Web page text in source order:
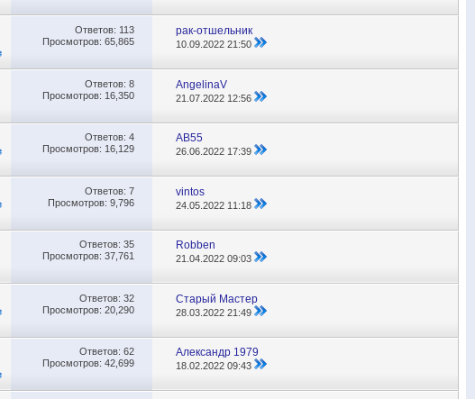
Ответов: 113
Просмотров: 65,865
рак-отшельник
10.09.202221:50
Ответов: 8
Просмотров: 16,350
AngelinaV
21.07.2022 12:56
Ответов: 4
Просмотров: 16,129
АВ55
26.06.2022 17:39
Ответов: 7
Просмотров: 9,796
vintos
24.05.2022 11:18
Ответов: 35
Просмотров: 37,761
Robben
21.04.202209:03
Ответов: 32
Просмотров: 20,290
Старый Мастер
28.03.202221:49
Ответов: 62
Просмотров: 42,699
Александр 1979
18.02.202209:43